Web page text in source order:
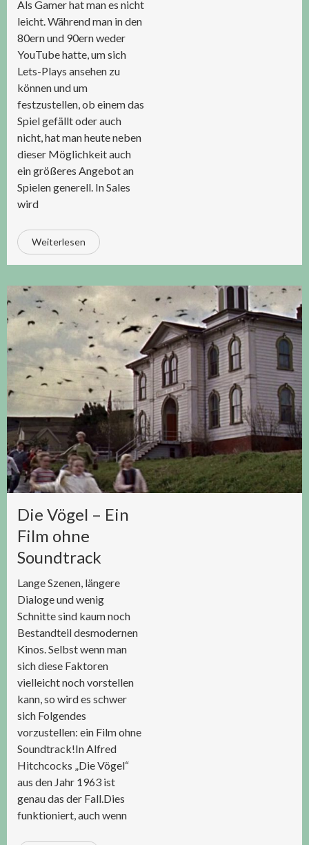
Als Gamer hat man es nicht
leicht. Während man in den
80ern und 90ern weder
YouTube hatte, um sich
Lets-Plays ansehen zu
können und um
festzustellen, ob einem das
Spiel gefällt oder auch
nicht, hat man heute neben
dieser Möglichkeit auch
ein größeres Angebot an
Spielen generell. In Sales
wird
Weiterlesen
Die Vögel – Ein
Film ohne
Soundtrack
Lange Szenen, längere
Dialoge und wenig
Schnitte sind kaum noch
Bestandteil desmodernen
Kinos. Selbst wenn man
sich diese Faktoren
vielleicht noch vorstellen
kann, so wird es schwer
sich Folgendes
vorzustellen: ein Film ohne
Soundtrack!In Alfred
Hitchcocks „Die Vögel“
aus den Jahr 1963 ist
genau das der Fall.Dies
funktioniert, auch wenn